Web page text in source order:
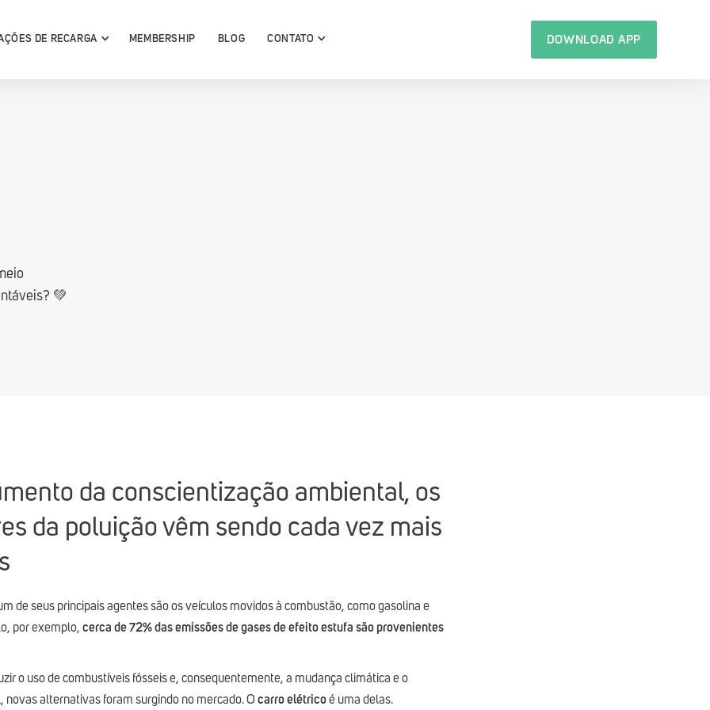
DE RECARGA MEMBERSHIP BLOG CONTATO DOWNLOAD APP
💚
da conscientização ambiental, os
da poluição vêm sendo cada vez mais
de seus principais agentes são os veículos movidos à combustão, como gasolina e
por exemplo, cerca de 72% das emissões de gases de efeito estufa são provenientes
o uso de combustíveis fósseis e, consequentemente, a mudança climática e o
novas alternativas foram surgindo no mercado. O carro elétricoé uma delas.